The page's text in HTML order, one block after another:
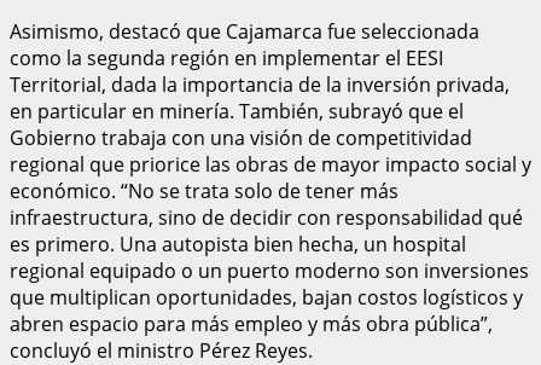
Asimismo, destacó que Cajamarca fue seleccionada
como la segunda región en implementar el EESI
Territorial, dada la importancia de la inversión privada,
en particular en minería. También, subrayó que el
Gobierno trabaja con una visión de competitividad
regional que priorice las obras de mayor impacto social y
económico. “No se trata solo de tener más
infraestructura, sino de decidir con responsabilidad qué
es primero. Una autopista bien hecha, un hospital
regional equipado o un puerto moderno son inversiones
que multiplican oportunidades, bajan costos logísticos y
abren espacio para más empleo y más obra pública”,
concluyó el ministro Pérez Reyes.